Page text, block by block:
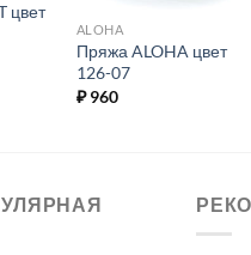
цвет
ALOHA
Пряжа ALOHA цвет
126-07
₽960